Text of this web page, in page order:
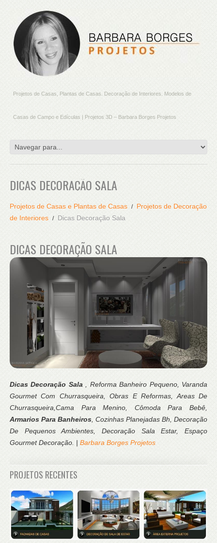
Projetos de Casas, Plantas de Casas. Decoração de Interiores. Modelos de
Casas de Campo e Edículas | Projetos 3D – Barbara Borges Projetos
DICAS DECORAÇÃO SALA
Projetos de Casas e Plantas de Casas
Projetos de Decoração
de Interiores
Dicas Decoração Sala
DICAS DECORAÇÃO SALA
Dicas Decoração Sala, Reforma Banheiro Pequeno, Varanda
Gourmet Com Churrasqueira, Obras E Reformas, Areas De
Churrasqueira,Cama Para Menino, Cômoda Para Bebê,
Armarios Para Banheiros, Cozinhas Planejadas Bh, Decoração
De Pequenos Ambientes, Decoração Sala Estar, Espaço
Gourmet Decoração. | Barbara Borges Projetos
PROJETOS RECENTES